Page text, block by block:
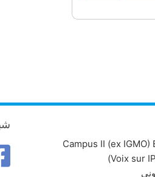
Campus II (ex IGMO)